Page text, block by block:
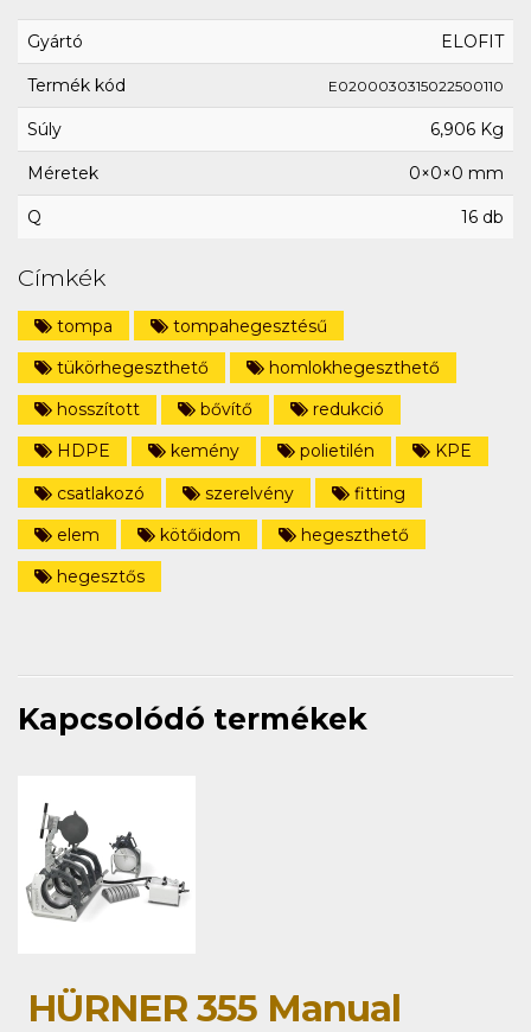
Gyártó ELOFIT
Termék kód E0200030315022500110
Súly 6,906 Kg
Méretek 0×0×0 mm
Q 16 db
Címkék
tompa
tompahegesztésű
tükörhegeszthető
homlokhegeszthető
hosszított
bővítő
redukció
HDPE
kemény polietilén
KPE
csatlakozó
szerelvény
fitting
elem
kötőidom
hegeszthető
hegesztős
Kapcsolódó termékek
HÜRNER 355 Manual